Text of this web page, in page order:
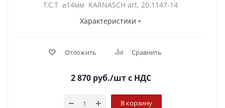
Т.С.Т ⌀14мм KARNASCH art. 20.1147-14
Характеристики
Отложить Сравнить
2 870руб./штс НДС
В корзину